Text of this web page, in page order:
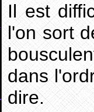
Il est
l'on sort
dans
dire.